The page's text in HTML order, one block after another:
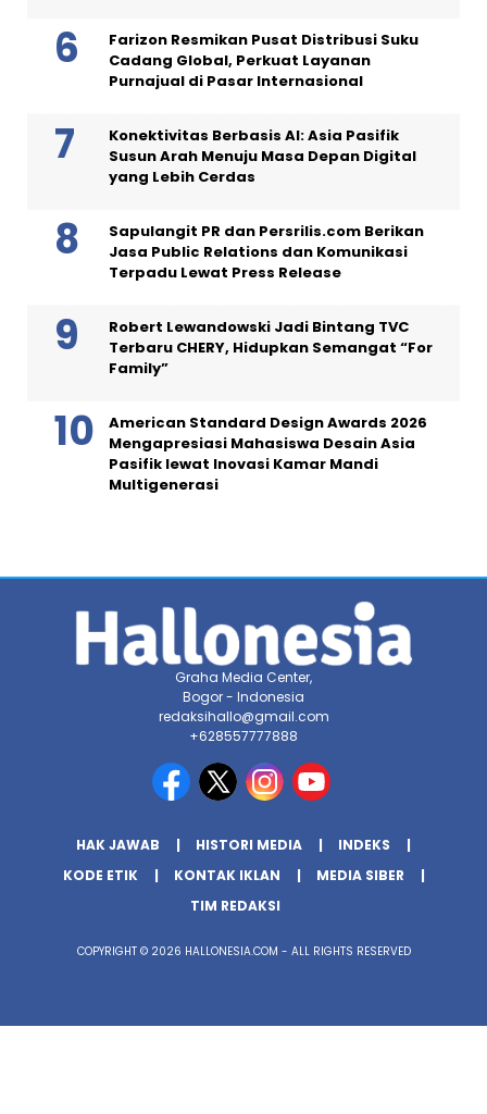
Farizon Resmikan Pusat Distribusi Suku
Cadang Global, Perkuat Layanan
Purnajual di Pasar Internasional
Konektivitas Berbasis AI: Asia Pasifik
Susun Arah Menuju Masa Depan Digital
yang Lebih Cerdas
Sapulangit PR dan Persrilis.com Berikan
Jasa Public Relations dan Komunikasi
Terpadu Lewat Press Release
Robert Lewandowski Jadi Bintang TVC
Terbaru CHERY, Hidupkan Semangat “For
Family”
American Standard Design Awards 2026
Mengapresiasi Mahasiswa Desain Asia
Pasifik lewat Inovasi Kamar Mandi
Multigenerasi
Graha Media Center,
Bogor - Indonesia
redaksihallo@gmail.com
+628557777888
HAK JAWAB HISTORI MEDIA
INDEKS
KODE ETIK
KONTAK IKLAN
MEDIA SIBER
TIM REDAKSI
COPYRIGHT © 2026 HALLONESIA.COM - ALL RIGHTS RESERVED